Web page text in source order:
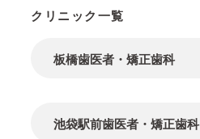
クリニック一覧
板橋歯医者・矯正歯科
池袋駅前歯医者・矯正歯科